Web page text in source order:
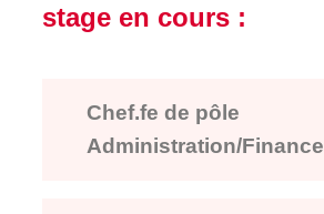
stage en cours :
Chef.fe de pôle
Administration/Finance